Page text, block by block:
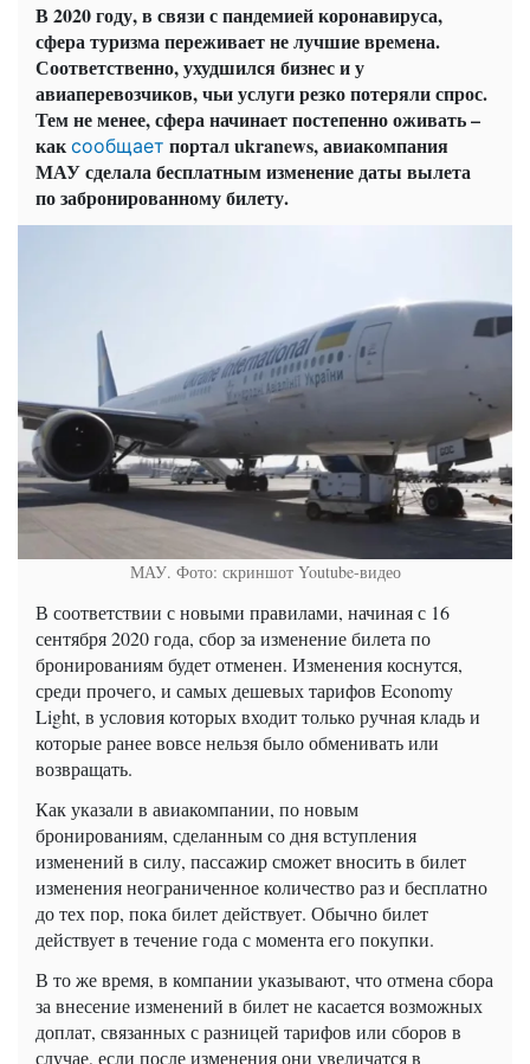
В 2020 году, в связи с пандемией коронавируса,
сфера туризма переживает не лучшие времена.
Соответственно, ухудшился бизнес и у
авиаперевозчиков, чьи услуги резко потеряли спрос.
Тем не менее, сфера начинает постепенно оживать –
каксообщает портал ukranews, авиакомпания
МАУ сделала бесплатным изменение даты вылета
по забронированному билету.
МАУ. Фото: скриншот Youtube-видео
В соответствии с новыми правилами, начиная с 16
сентября 2020 года, сбор за изменение билета по
бронированиям будет отменен. Изменения коснутся,
среди прочего, и самых дешевых тарифов Economy
Light, в условия которых входит только ручная кладь и
которые ранее вовсе нельзя было обменивать или
возвращать.
Как указали в авиакомпании, по новым
бронированиям, сделанным со дня вступления
изменений в силу, пассажир сможет вносить в билет
изменения неограниченное количество раз и бесплатно
до тех пор, пока билет действует. Обычно билет
действует в течение года с момента его покупки.
В то же время, в компании указывают, что отмена сбора
за внесение изменений в билет не касается возможных
доплат, связанных с разницей тарифов или сборов в
случае, если после изменения они увеличатся в